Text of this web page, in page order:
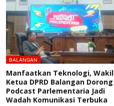
BALANGAN
Manfaatkan Teknologi, Wakil
Ketua DPRD Balangan Dorong
Podcast Parlementaria Jadi
Wadah Komunikasi Terbuka